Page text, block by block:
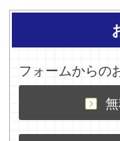
フォームからの